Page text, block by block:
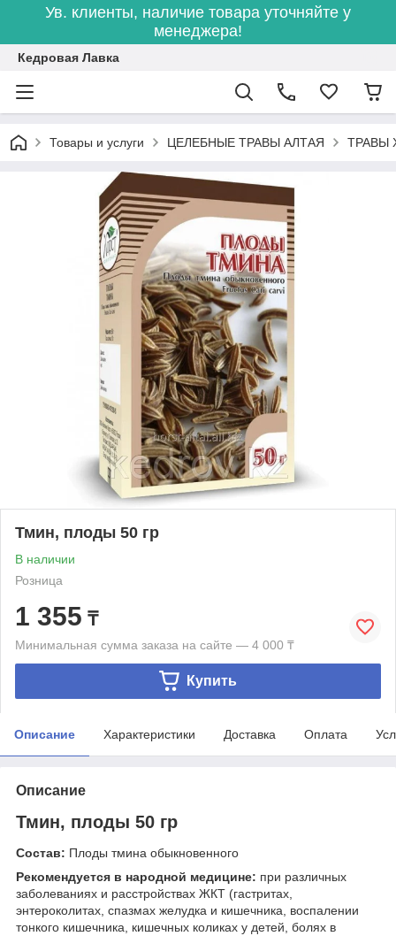
Ув. клиенты, наличие товара уточняйте у
менеджера!
Кедровая Лавка
Товары и услуги ЦЕЛЕБНЫЕ ТРАВЫ АЛТАЯ ТРАВЫ
Тмин, плоды 50 гр
В наличии
Розница
1 355 ₸
Минимальная сумма заказа на сайте — 4 000 ₸
Купить
Описание Характеристики Доставка Оплата
Описание
Тмин, плоды 50 гр
Состав: Плоды тмина обыкновенного
Рекомендуется в народной медицине: при различных
заболеваниях и расстройствах ЖКТ (гастритах,
энтероколитах, спазмах желудка и кишечника, воспалении
тонкого кишечника, кишечных коликах у детей, болях в